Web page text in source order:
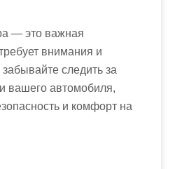
— это важная
внимания и
следить за
вашего автомобиля,
и комфорт на